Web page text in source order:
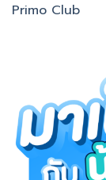
Primo Club